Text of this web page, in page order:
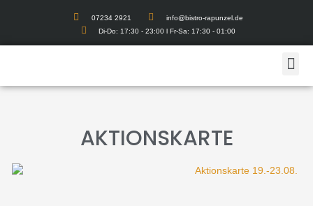
07234 2921
info@bistro-rapunzel.de
Di-Do: 17:30 - 23:00 l Fr-Sa: 17:30 - 01:00
AKTIONSKARTE